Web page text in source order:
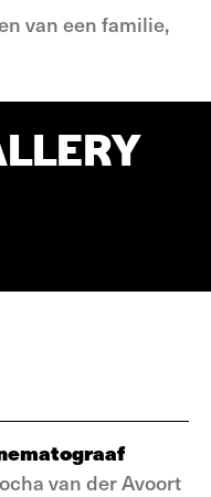
van een familie,
van der Avoort